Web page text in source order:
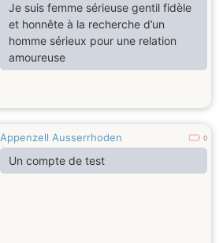
Je suis femme sérieuse gentil fidèle
et honnête à la recherche d’un
homme sérieux pour une relation
amoureuse
Appenzell Ausserrhoden 0
Un compte de test